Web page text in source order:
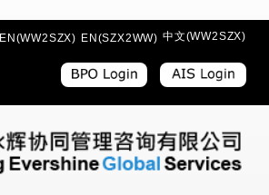
EN(WW2SZX) EN(SZX2WW) 中文(WW2SZX)